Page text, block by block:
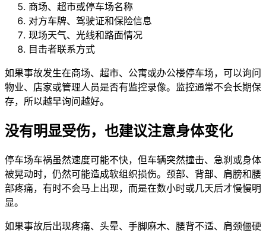
商场、超市或停车场名称
对方车牌、驾驶证和保险信息
现场天气、光线和路面情况
目击者联系方式
如果事故发生在商场、超市、公寓或办公楼停车场，可以询问
物业、店家或管理人员是否有监控录像。监控通常不会长期保
存，所以越早询问越好。
没有明显受伤，也建议注意身体变化
停车场车祸虽然速度可能不快，但车辆突然撞击、急刹或身体
被晃动时，仍然可能造成软组织损伤。颈部、背部、肩膀和腰
部疼痛，有时不会马上出现，而是在数小时或几天后才慢慢明
显。
如果事故后出现疼痛、头晕、手脚麻木、腰背不适、肩颈僵硬